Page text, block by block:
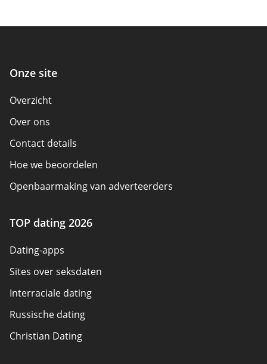
Onze site
Overzicht
Over ons
Contact details
Hoe we beoordelen
Openbaarmaking van adverteerders
Gebruiksvoorwaarden
Sitemap
TOP dating 2026
Dating-apps
Sites over seksdaten
Interraciale dating
Russische dating
Christian Dating